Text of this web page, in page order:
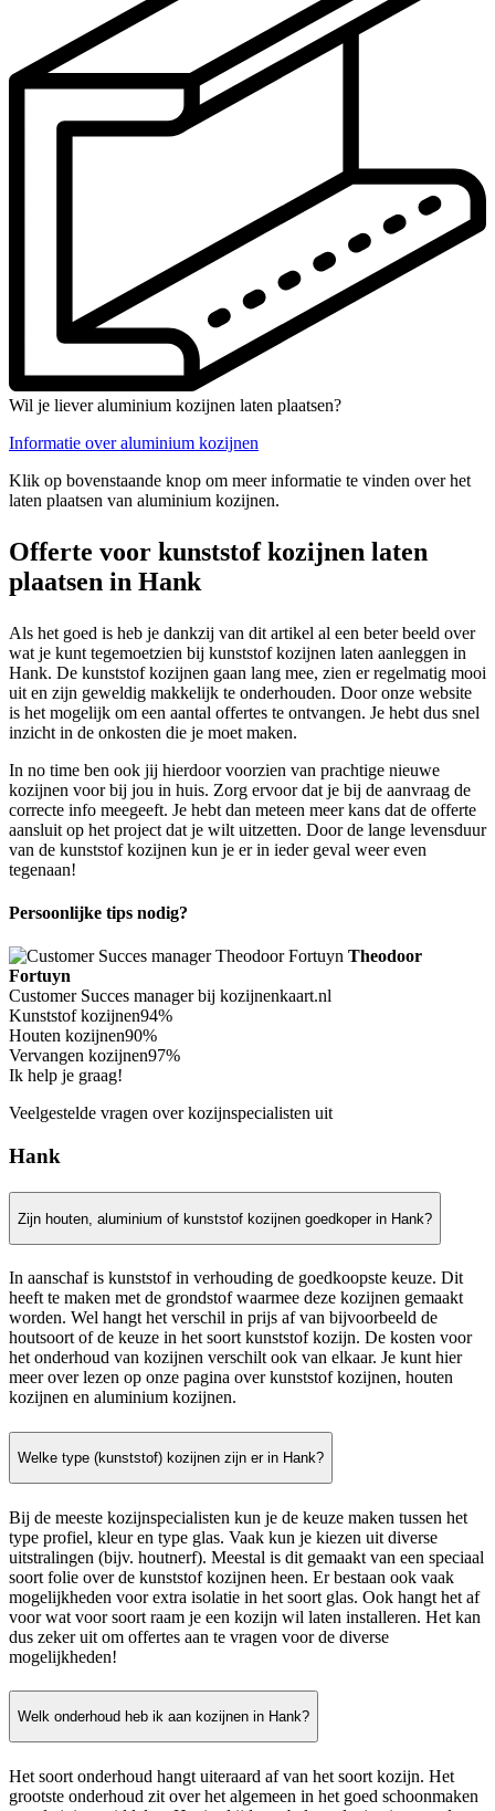
Wil je liever aluminium kozijnen laten plaatsen?
Informatie over aluminium kozijnen
Klik op bovenstaande knop om meer informatie te vinden over het
laten plaatsen van aluminium kozijnen.
Offerte voor kunststof kozijnen laten
plaatsen in Hank
Als het goed is heb je dankzij van dit artikel al een beter beeld over
wat je kunt tegemoetzien bij kunststof kozijnen laten aanleggen in
Hank. De kunststof kozijnen gaan lang mee, zien er regelmatig mooi
uit en zijn geweldig makkelijk te onderhouden. Door onze website
is het mogelijk om een aantal offertes te ontvangen. Je hebt dus snel
inzicht in de onkosten die je moet maken.
In no time ben ook jij hierdoor voorzien van prachtige nieuwe
kozijnen voor bij jou in huis. Zorg ervoor dat je bij de aanvraag de
correcte info meegeeft. Je hebt dan meteen meer kans dat de offerte
aansluit op het project dat je wilt uitzetten. Door de lange levensduur
van de kunststof kozijnen kun je er in ieder geval weer even
tegenaan!
Persoonlijke tips nodig?
Theodoor
Fortuyn
Customer Succes manager bij kozijnenkaart.nl
Kunststof kozijnen94%
Houten kozijnen90%
Vervangen kozijnen97%
Ik help je graag!
Veelgestelde vragen over kozijnspecialisten uit
Hank
Zijn houten, aluminium of kunststof kozijnen goedkoper in Hank?
In aanschaf is kunststof in verhouding de goedkoopste keuze. Dit
heeft te maken met de grondstof waarmee deze kozijnen gemaakt
worden. Wel hangt het verschil in prijs af van bijvoorbeeld de
houtsoort of de keuze in het soort kunststof kozijn. De kosten voor
het onderhoud van kozijnen verschilt ook van elkaar. Je kunt hier
meer over lezen op onze pagina over kunststof kozijnen, houten
kozijnen en aluminium kozijnen.
Welke type (kunststof) kozijnen zijn er in Hank?
Bij de meeste kozijnspecialisten kun je de keuze maken tussen het
type profiel, kleur en type glas. Vaak kun je kiezen uit diverse
uitstralingen (bijv. houtnerf). Meestal is dit gemaakt van een speciaal
soort folie over de kunststof kozijnen heen. Er bestaan ook vaak
mogelijkheden voor extra isolatie in het soort glas. Ook hangt het af
voor wat voor soort raam je een kozijn wil laten installeren. Het kan
dus zeker uit om offertes aan te vragen voor de diverse
mogelijkheden!
Welk onderhoud heb ik aan kozijnen in Hank?
Het soort onderhoud hangt uiteraard af van het soort kozijn. Het
grootste onderhoud zit over het algemeen in het goed schoonmaken